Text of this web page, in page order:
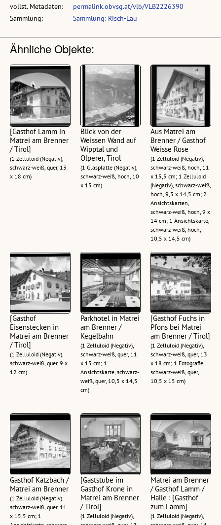
vollst. Metadaten:
permalink.obvsg.at/vlb/VLB2226390
Sammlung:
Sammlung: Risch-Lau
Ähnliche Objekte:
[Gasthof Lamm in
Matrei am Brenner
/ Tirol]
(1 Zelluloid (Negativ),
schwarz-weiß, quer, 13
x 18 cm)
Blick von der
Weissen Wand auf
Wipptal und
Olperer, Tirol
(1 Glasplatte (Negativ),
schwarz-weiß, hoch, 10
x 15 cm)
Aus Matrei am
Brenner / Gasthof
Weisse Rose
(1 Zelluloid (Negativ),
schwarz-weiß, hoch, 11
x 15,5 cm; 1 Zelluloid
(Negativ), schwarz-weiß,
hoch, 9,5 x 14,5 cm; 2
Ansichtskarten,
schwarz-weiß, hoch, 9 x
14 cm; 1 Ansichtskarte,
schwarz-weiß, hoch,
10,5 x 14,5 cm)
[Gasthof
Eisenstecken in
Matrei am Brenner
/ Tirol]
(1 Zelluloid (Negativ),
schwarz-weiß, quer, 9 x
12 cm)
Parkhotel in Matrei
am Brenner /
Kegelbahn
(1 Zelluloid (Negativ),
schwarz-weiß, quer, 11
x 15 cm; 1
Ansichtskarte, schwarz-
weiß, quer, 10,5 x 14,5
cm)
[Gasthof Fuchs in
Pfons bei Matrei
am Brenner / Tirol]
(1 Zelluloid (Negativ),
schwarz-weiß, quer, 13
x 18 cm; 1 Fotografie,
schwarz-weiß, quer,
10,5 x 15 cm)
Gasthof Katzbach /
Matrei am Brenner
(1 Zelluloid (Negativ),
schwarz-weiß, quer, 11
x 15,5 cm; 1
[Gaststube im
Gasthof Krone in
Matrei am Brenner
/ Tirol]
(1 Zelluloid (Negativ),
Matrei am Brenner
/ Gasthof Lamm /
Halle : [Gasthof
zum Lamm]
(1 Zelluloid (Negativ),